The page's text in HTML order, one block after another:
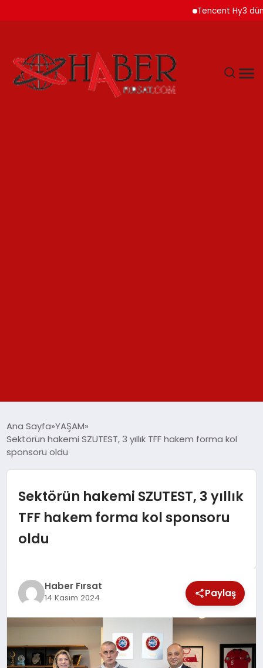
Tencent Hy3 dünya
SAĞLIK
MAGAZİN
EĞİTİM
DÜNYA
Ana Sayfa YAŞAM
Sektörün hakemi SZUTEST, 3 yıllık TFF hakem forma kol
sponsoru oldu
Sektörün hakemi SZUTEST, 3 yıllık
TFF hakem forma kol sponsoru
oldu
Haber Fırsat
14 Kasım 2024 Paylaş